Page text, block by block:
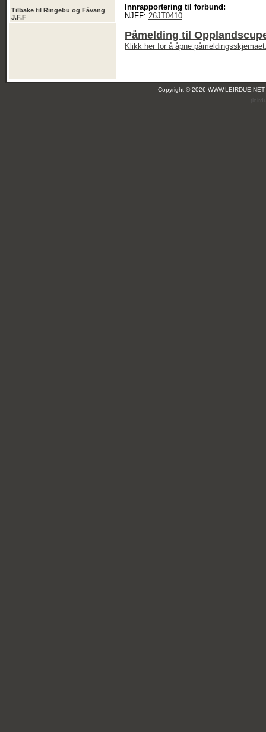
Tilbake til Ringebu og Fåvang
J.F.F
Innrapportering til forbund:
NJFF: 26JT0410
Påmelding til
Klikk her for å åpne
Copyright © 2026